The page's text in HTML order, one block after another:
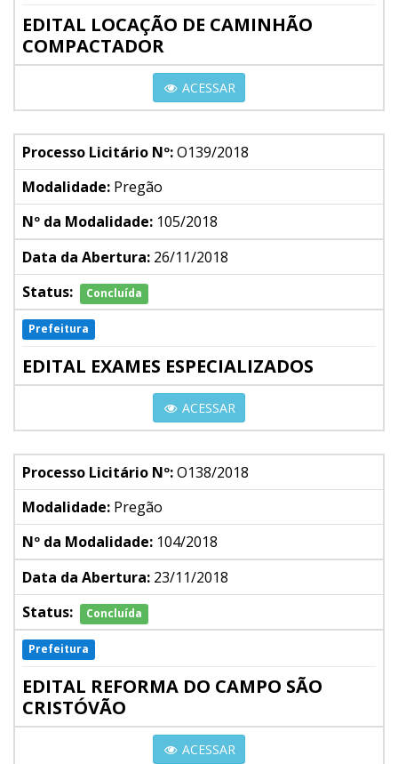
EDITAL LOCAÇÃO DE CAMINHÃO
COMPACTADOR
ACESSAR
Processo Licitário Nº:O139/2018
Modalidade: Pregão
Nº da Modalidade: 105/2018
Data da Abertura: 26/11/2018
Status:
Concluída
Prefeitura
EDITAL EXAMES ESPECIALIZADOS
ACESSAR
Processo Licitário Nº:O138/2018
Modalidade: Pregão
Nº da Modalidade: 104/2018
Data da Abertura: 23/11/2018
Status:
Concluída
Prefeitura
EDITAL REFORMA DO CAMPO SÃO
CRISTÓVÃO
ACESSAR